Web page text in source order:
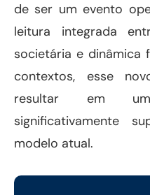
de ser um evento
leitura integrada
societária e dinâmica
contextos, esse
resultar em
significativamente
modelo atual.